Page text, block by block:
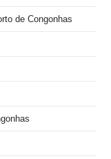
de Congonhas